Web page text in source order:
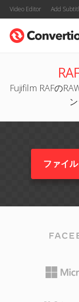
Video Editor Add
Fujifilm RAFの
ファイ